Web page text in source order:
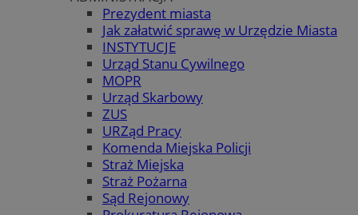
Prezydent miasta
Jak załatwić sprawę w Urzędzie Miasta
INSTYTUCJE
Urząd Stanu Cywilnego
MOPR
Urząd Skarbowy
ZUS
URZąd Pracy
Komenda Miejska Policji
Straż Miejska
Straż Pożarna
Sąd Rejonowy